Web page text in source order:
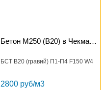
Бетон М250 (B20) в Чекмагуше
БСТ В20 (гравий) П1-П4 F150 W4
2800 руб/м3